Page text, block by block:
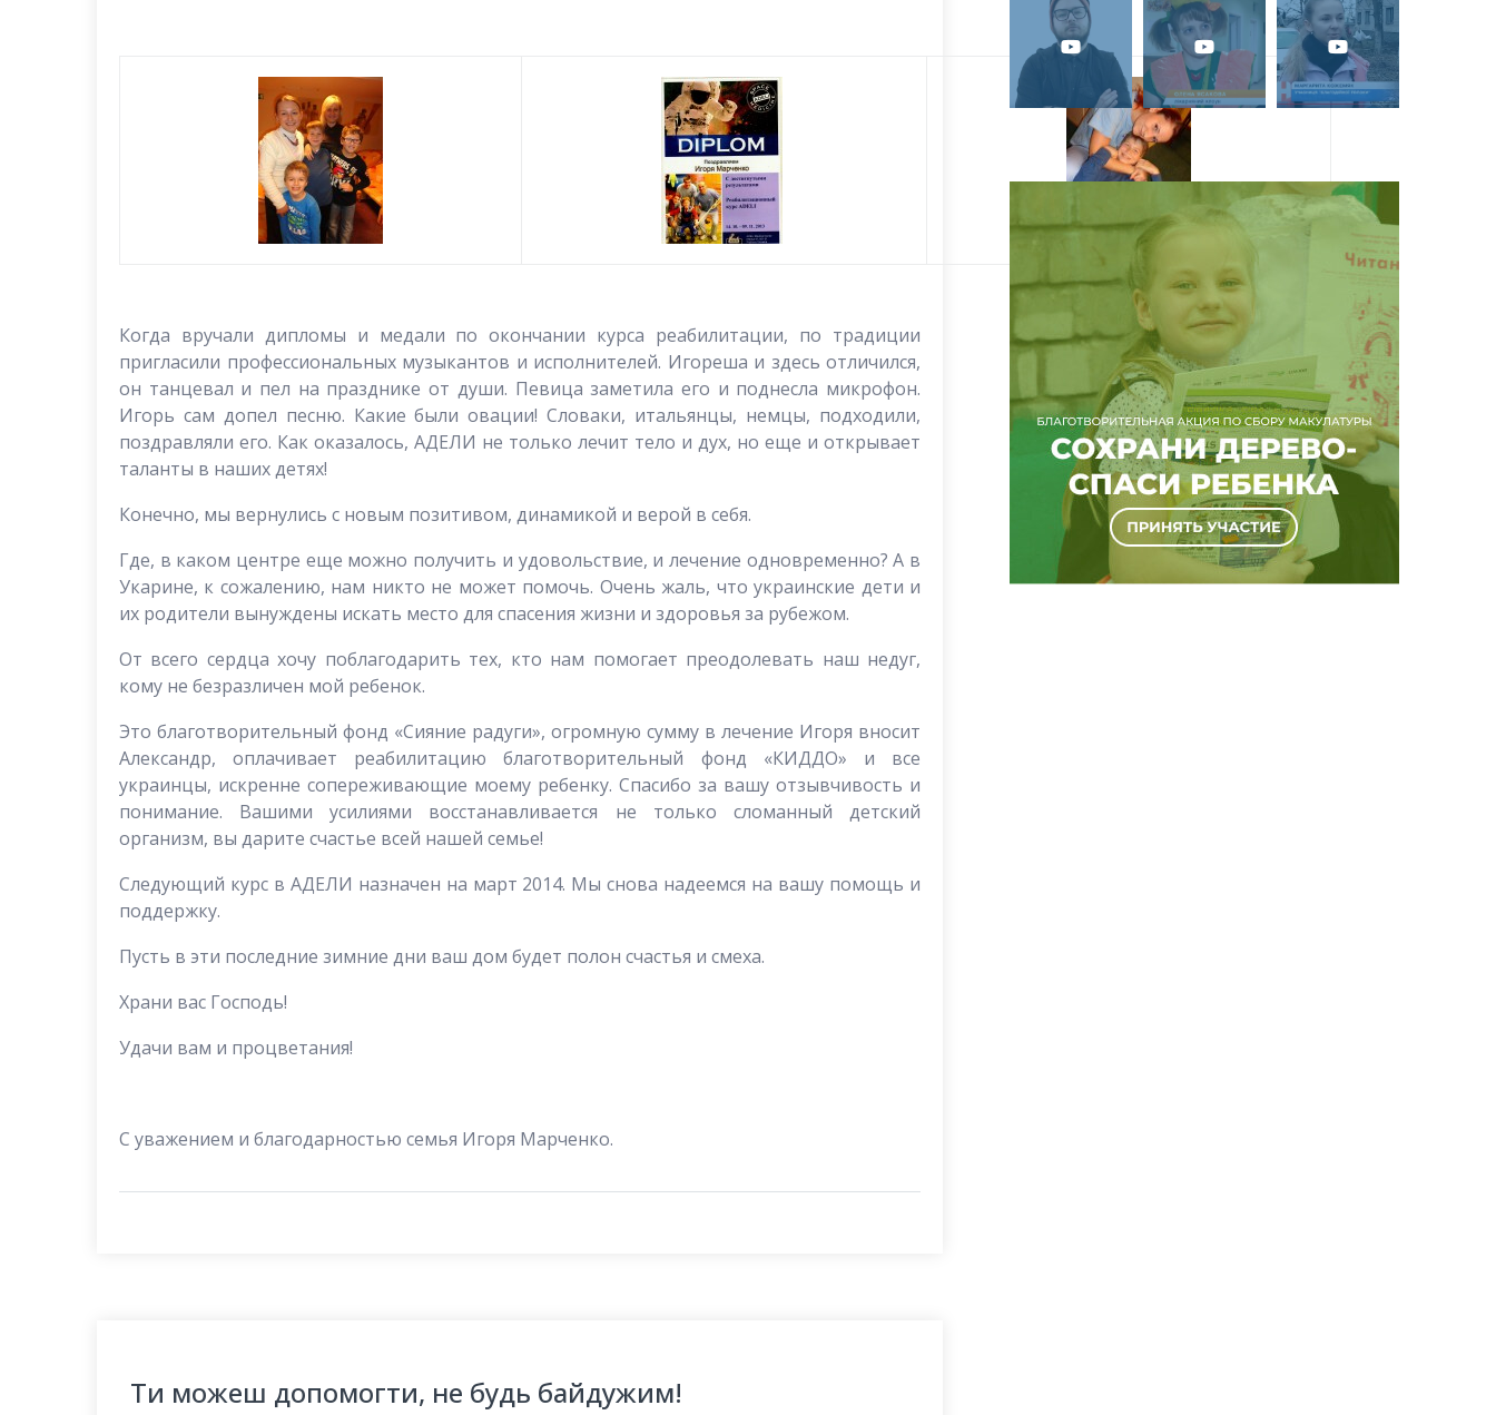
Когда вручали дипломы и медали по окончании курса реабилитации, по традиции
пригласили профессиональных музыкантов и исполнителей. Игореша и здесь отличился,
он танцевал и пел на празднике от души. Певица заметила его и поднесла микрофон.
Игорь сам допел песню. Какие были овации! Словаки, итальянцы, немцы, подходили,
поздравляли его. Как оказалось, АДЕЛИ не только лечит тело и дух, но еще и открывает
таланты в наших детях!
Конечно, мы вернулись с новым позитивом, динамикой и верой в себя.
Где, в каком центре еще можно получить и удовольствие, и лечение одновременно? А в
Укарине, к сожалению, нам никто не может помочь. Очень жаль, что украинские дети и
их родители вынуждены искать место для спасения жизни и здоровья за рубежом.
От всего сердца хочу поблагодарить тех, кто нам помогает преодолевать наш недуг,
кому не безразличен мой ребенок.
Это благотворительный фонд «Сияние радуги», огромную сумму в лечение Игоря вносит
Александр, оплачивает реабилитацию благотворительный фонд «КИДДО» и все
украинцы, искренне сопереживающие моему ребенку. Спасибо за вашу отзывчивость и
понимание. Вашими усилиями восстанавливается не только сломанный детский
организм, вы дарите счастье всей нашей семье!
Следующий курс в АДЕЛИ назначен на март 2014. Мы снова надеемся на вашу помощь и
поддержку.
Пусть в эти последние зимние дни ваш дом будет полон счастья и смеха.
Храни вас Господь!
Удачи вам и процветания!
С уважением и благодарностью семья Игоря Марченко.
Ти можеш допомогти, не будь байдужим!